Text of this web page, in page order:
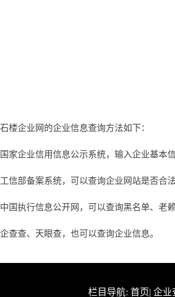
石楼企业网的企业信息查询方法如下：
国家企业信用信息公示系统，输入企业基本
工信部备案系统，可以查询企业网站是否合
中国执行信息公开网，可以查询黑名单、老
企查查、天眼查，也可以查询企业信息。
栏目导航: 首页| 企业